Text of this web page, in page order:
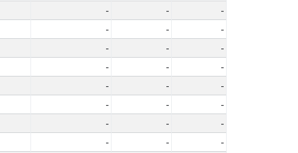
- -
-
- -
-
- -
-
- -
-
- -
-
- -
-
- -
-
- -
-